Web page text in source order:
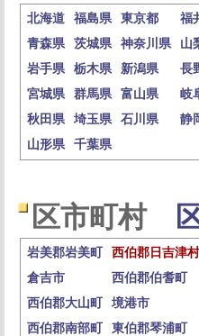
北海道 福島県 東京都 福
青森県
茨城県 神奈川県 山
岩手県
栃木県 新潟県 長
宮城県
群馬県 富山県 岐
秋田県
埼玉県 石川県 静
山形県
千葉県
区市町村
岩美郡岩美町 西伯郡日吉津村
倉吉市
西伯郡伯耆町
西伯郡大山町
境港市
西伯郡南部町
東伯郡琴浦町